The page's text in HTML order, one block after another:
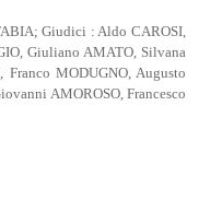
Giudici : Aldo CAROSI,
Giuliano AMATO, Silvana
MODUGNO, Augusto
AMOROSO, Francesco